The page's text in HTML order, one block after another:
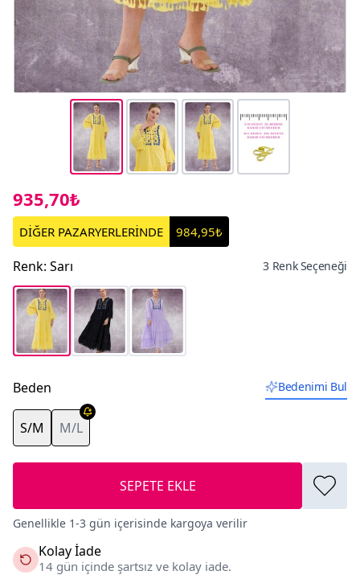
935,70₺
DİĞER PAZARYERLERİNDE 984,95₺
Renk: Sarı 3 Renk Seçeneği
Beden Bedenimi Bul
S/M M/L
SEPETE EKLE
Genellikle 1-3 gün içerisinde kargoya verilir
Kolay İade
14 gün içinde şartsız ve kolay iade.